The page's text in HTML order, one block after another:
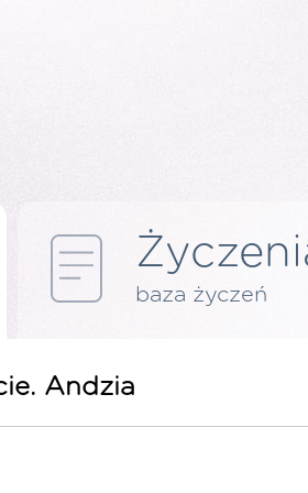
baza życzeń
Andzia